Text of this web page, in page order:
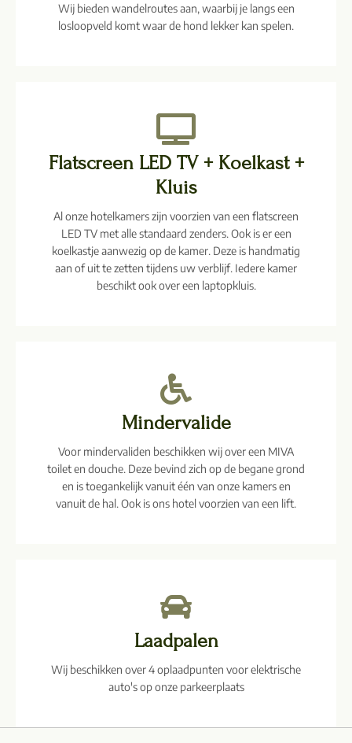
Wij bieden wandelroutes aan, waarbij je langs een
losloopveld komt waar de hond lekker kan spelen.
Flatscreen LED TV + Koelkast +
Kluis
Al onze hotelkamers zijn voorzien van een flatscreen
LED TV met alle standaard zenders. Ook is er een
koelkastje aanwezig op de kamer. Deze is handmatig
aan of uit te zetten tijdens uw verblijf. Iedere kamer
beschikt ook over een laptopkluis.
Mindervalide​
Voor mindervaliden beschikken wij over een MIVA
toilet en douche. Deze bevind zich op de begane grond
en is toegankelijk vanuit één van onze kamers en
vanuit de hal. Ook is ons hotel voorzien van een lift.
Laadpalen
Wij beschikken over 4 oplaadpunten voor elektrische
auto's op onze parkeerplaats